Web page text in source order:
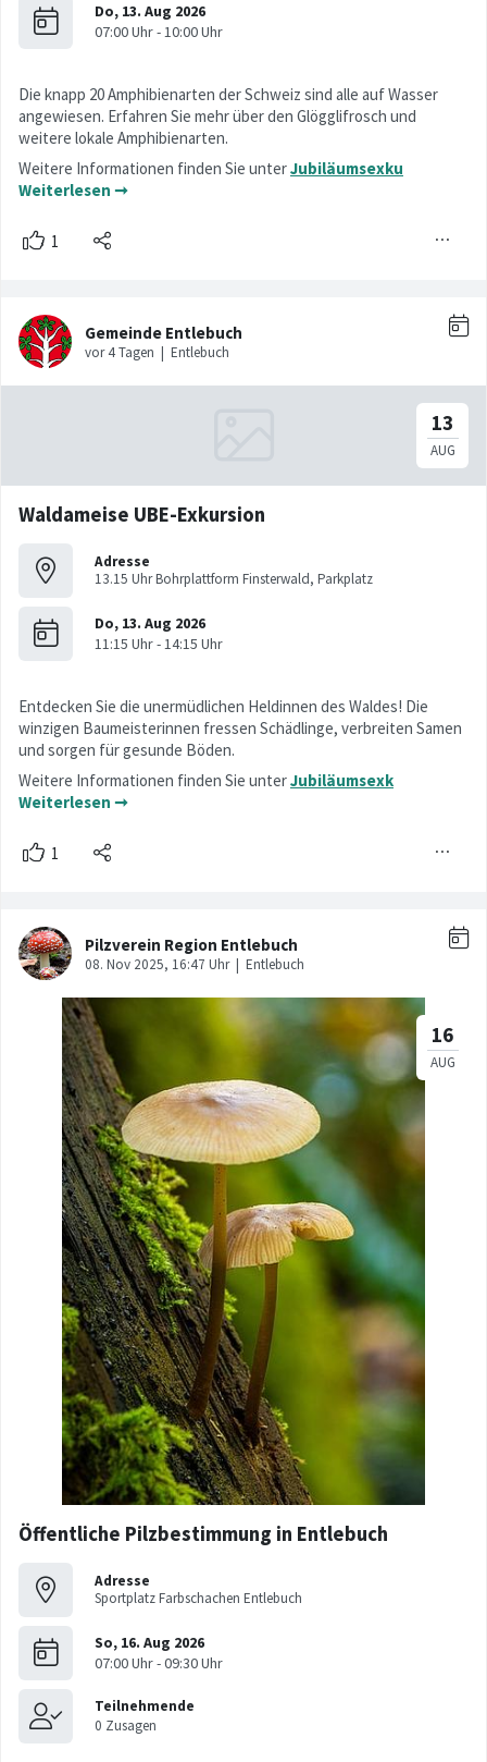
Die knapp 20 Amphibienarten der Schweiz sind alle auf Wasser
angewiesen. Erfahren Sie mehr über den Glögglifrosch und
weitere lokale Amphibienarten.
Weitere Informationen finden Sie unterJubiläumsexku
Weiterlesen ➞
Waldameise UBE-Exkursion
Adresse
13.15 Uhr Bohrplattform Finsterwald, Parkplatz
Entdecken Sie die unermüdlichen Heldinnen des Waldes! Die
winzigen Baumeisterinnen fressen Schädlinge, verbreiten Samen
und sorgen für gesunde Böden.
Weitere Informationen finden Sie unterJubiläumsexk
Weiterlesen ➞
Öffentliche Pilzbestimmung in Entlebuch
Adresse
Sportplatz Farbschachen Entlebuch